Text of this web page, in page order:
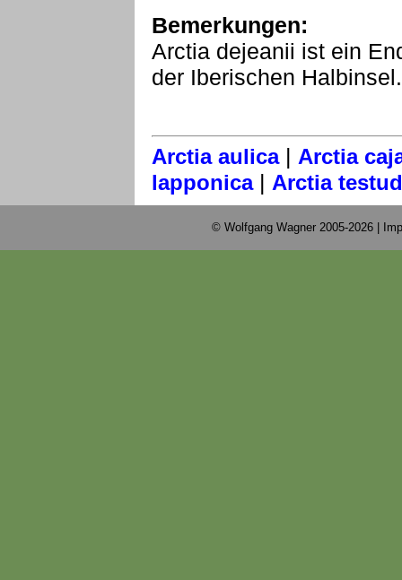
Bemerkungen:
Arctia dejeanii ist ein
der Iberischen Halbinsel.
Arctia aulica| Arctia
lapponica| Arctia
© Wolfgang Wagner 2005-2026 |